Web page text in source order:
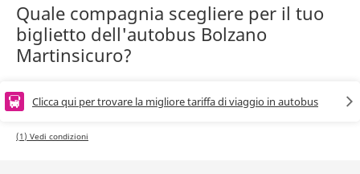
Quale compagnia scegliere per il tuo
biglietto dell'autobus Bolzano
Martinsicuro?
Clicca qui per trovare la migliore tariffa di viaggio in autobus
(1) Vedi condizioni